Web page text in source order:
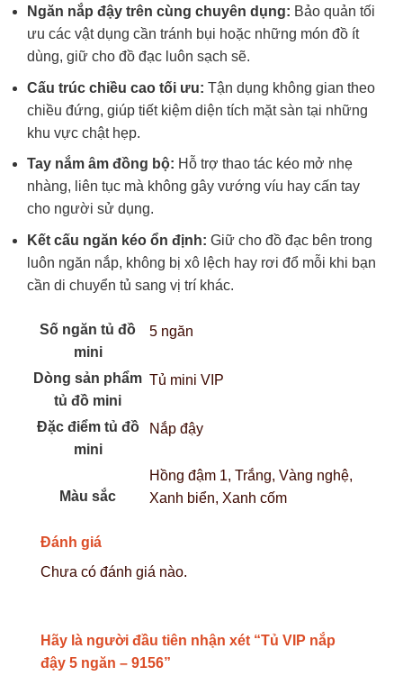
Ngăn nắp đậy trên cùng chuyên dụng: Bảo quản tối
ưu các vật dụng cần tránh bụi hoặc những món đồ ít
dùng, giữ cho đồ đạc luôn sạch sẽ.
Cấu trúc chiều cao tối ưu: Tận dụng không gian theo
chiều đứng, giúp tiết kiệm diện tích mặt sàn tại những
khu vực chật hẹp.
Tay nắm âm đồng bộ: Hỗ trợ thao tác kéo mở nhẹ
nhàng, liên tục mà không gây vướng víu hay cấn tay
cho người sử dụng.
Kết cấu ngăn kéo ổn định: Giữ cho đồ đạc bên trong
luôn ngăn nắp, không bị xô lệch hay rơi đổ mỗi khi bạn
cần di chuyển tủ sang vị trí khác.
Số ngăn tủ đồ
mini
5 ngăn
Dòng sản phẩm
tủ đồ mini
Tủ mini VIP
Đặc điểm tủ đồ
mini
Nắp đậy
Màu sắc
Hồng đậm 1, Trắng, Vàng nghệ,
Xanh biển, Xanh cốm
Đánh giá
Chưa có đánh giá nào.
Hãy là người đầu tiên nhận xét “Tủ VIP nắp
đậy 5 ngăn – 9156”